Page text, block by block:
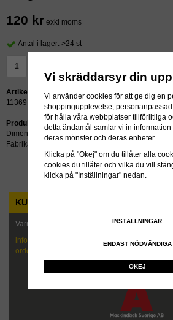
120 kr exkl moms
Antal i lager: >24 st
Artikelnummer:
11369
Produktbeskrivning:
Dimension: 8.15/8.25-15
Fabrikat: Gripen
KUNDTJÄNST
Varmt välkommen att kontakta oss!
info@maskindack.se
order@maskindack.se
Vi skräddarsyr din
Vi använder cookies för att ge dig en
shoppingupplevelse,
för hålla våra webbplatser tillförlitliga
detta ändamål samlar vi in information
deras mönster och deras enheter.
Klicka på "Okej" om du tillåter alla
cookies du tillåter och vilka du vill
klicka på "Inställningar" nedan.
INSTÄLLNINGAR
ENDAST NÖDVÄNDIGA
OKEJ